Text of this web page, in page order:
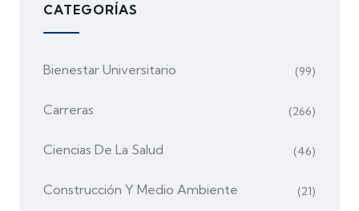
CATEGORÍAS
Bienestar Universitario (99)
Carreras (266)
Ciencias De La Salud (46)
Construcción Y Medio Ambiente (21)